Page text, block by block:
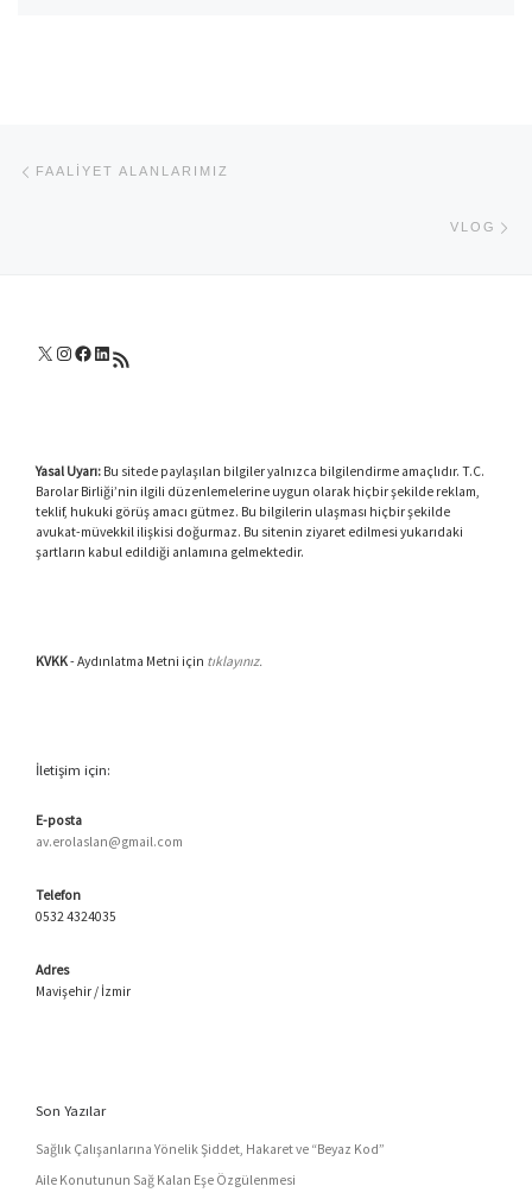
FAALIYET ALANLARIMIZ
VLOG
X Instagram
Facebook
LinkedIn
RSS akışı
Yasal Uyarı:Bu sitede paylaşılan bilgiler yalnızca bilgilendirme amaçlıdır. T.C.
Barolar Birliği’nin ilgili düzenlemelerine uygun olarak hiçbir şekilde reklam,
teklif, hukuki görüş amacı gütmez. Bu bilgilerin ulaşması hiçbir şekilde
avukat-müvekkil ilişkisi doğurmaz. Bu sitenin ziyaret edilmesi yukarıdaki
şartların kabul edildiği anlamına gelmektedir.
KVKK- Aydınlatma Metni için tıklayınız.
İletişim için:
E-posta
av.erolaslan@gmail.com
Telefon
0532 4324035
Adres
Mavişehir / İzmir
Son Yazılar
Sağlık Çalışanlarına Yönelik Şiddet, Hakaret ve “Beyaz Kod”
Aile Konutunun Sağ Kalan Eşe Özgülenmesi